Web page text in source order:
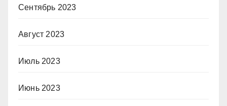
Сентябрь 2023
Август 2023
Июль 2023
Июнь 2023